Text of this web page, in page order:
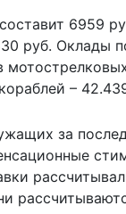
6959
руб. Оклады
–
за